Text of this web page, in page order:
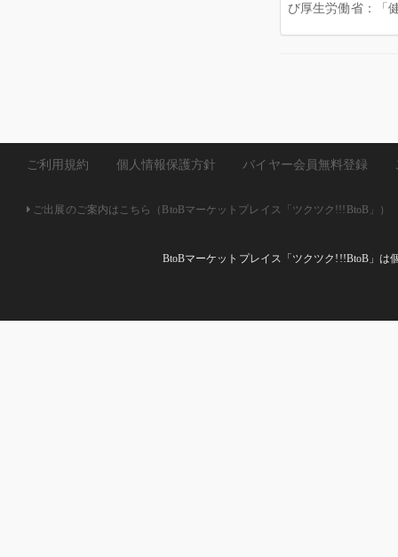
び厚生労働省：「
ご利用規約 個人情報保護方針 バイヤー会員無料登録
ご出展のご案内はこちら（BtoBマーケットプレイス「ツクツク!!!BtoB」）
BtoBマーケットプレイス「ツクツク!!!BtoB」は